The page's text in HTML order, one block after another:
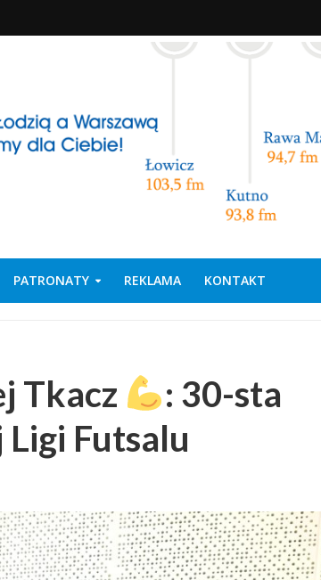
PATRONATY REKLAMA KONTAKT
Tkacz
: 30-sta
Futsalu